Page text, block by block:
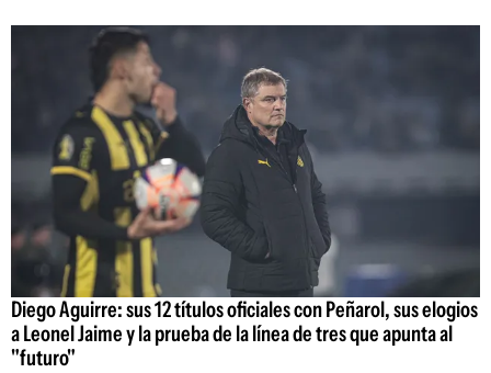
Diego Aguirre: sus 12 títulos oficiales con Peñarol, sus elogios
a Leonel Jaime y la prueba de la línea de tres que apunta al
"futuro"